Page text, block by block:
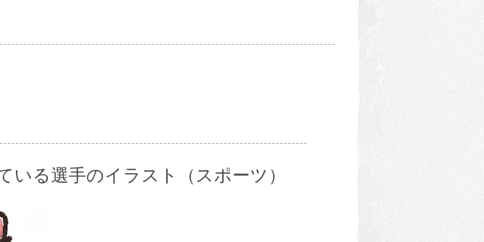
いる選手のイラスト（スポーツ）